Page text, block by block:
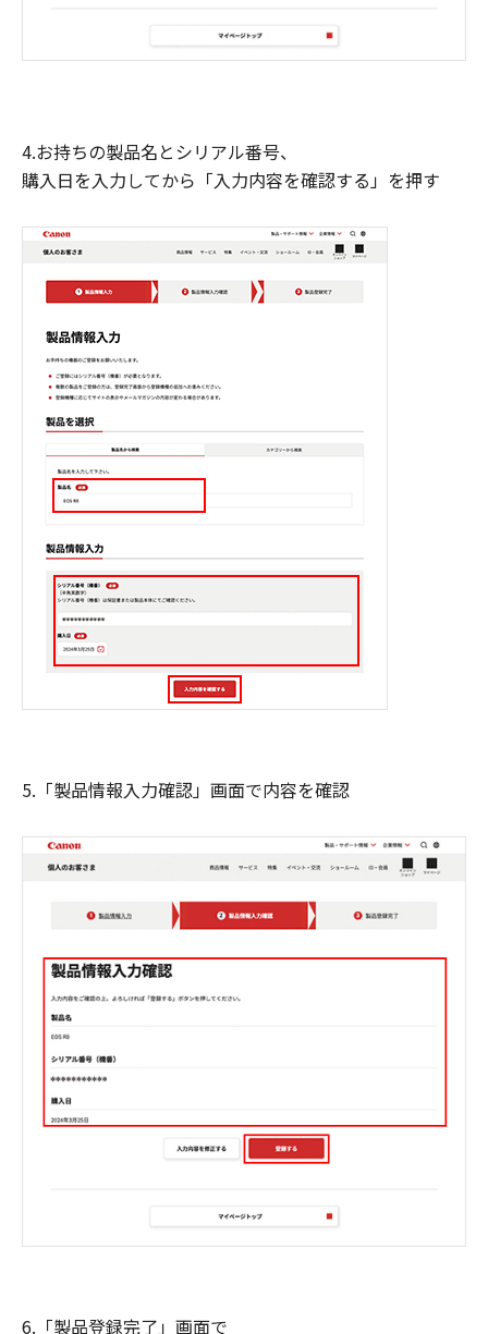
4.お持ちの製品名とシリアル番号、
購入日を入力してから「入力内容を確認する」を押す
5.「製品情報入力確認」画面で内容を確認
6.「製品登録完了」画面で